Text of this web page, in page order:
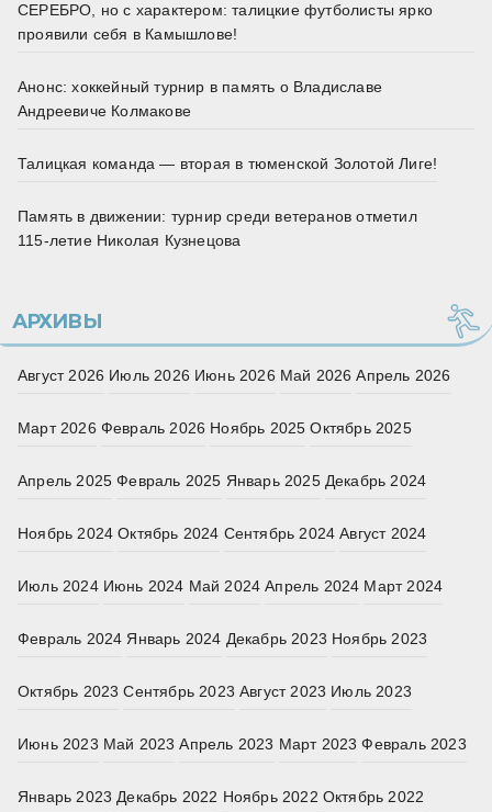
СЕРЕБРО, но с характером: талицкие футболисты ярко
проявили себя в Камышлове!
Анонс: хоккейный турнир в память о Владиславе
Андреевиче Колмакове
Талицкая команда — вторая в тюменской Золотой Лиге!
Память в движении: турнир среди ветеранов отметил
115‑летие Николая Кузнецова
АРХИВЫ
Август 2026 Июль 2026 Июнь 2026 Май 2026 Апрель 2026
Март 2026 Февраль 2026 Ноябрь 2025 Октябрь 2025
Апрель 2025 Февраль 2025 Январь 2025 Декабрь 2024
Ноябрь 2024 Октябрь 2024 Сентябрь 2024 Август 2024
Июль 2024 Июнь 2024 Май 2024 Апрель 2024 Март 2024
Февраль 2024 Январь 2024 Декабрь 2023 Ноябрь 2023
Октябрь 2023 Сентябрь 2023 Август 2023 Июль 2023
Июнь 2023 Май 2023 Апрель 2023 Март 2023 Февраль 2023
Январь 2023 Декабрь 2022 Ноябрь 2022 Октябрь 2022